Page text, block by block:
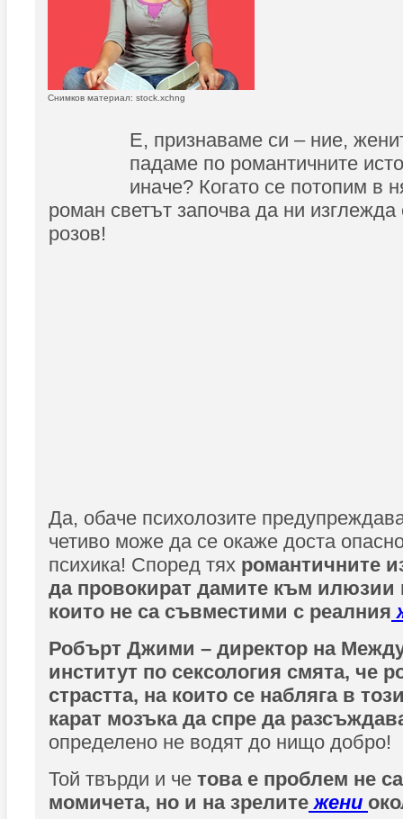
Снимков материал: stock.xchng
Е, признаваме си – ние,
падаме по романтичните
иначе? Когато се потопим в
роман светът започва да ни
розов!
Да, обаче психолозите
четиво може да се окаже доста
психика! Според тях романтичните
да провокират дамите към илюзии
които не са съвместими с реалния
Робърт Джими – директор на
институт по сексология смята, че
страстта, на които се набляга в
карат мозъка да спре да
определено не водят до нищо добро!
Той твърди и че това е проблем не
момичета, но и на зрелите жени